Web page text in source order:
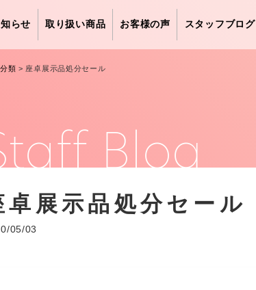
らせ 取り扱い商品 お客様の声 スタッフブログ
類 > 座卓展示品処分セール
Blog
卓展示品処分セール
05/03